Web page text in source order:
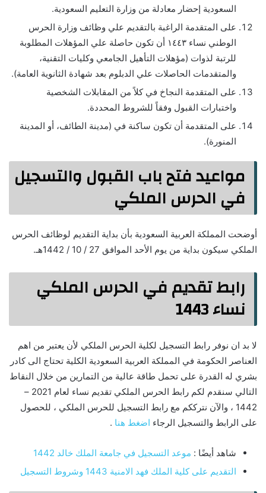
السعودية إحضار معادلة من وزارة التعليم السعودية.
على المتقدمة الراغبة بالتقديم علي وظائف وزارة الحرس
الوطني نساء ١٤٤٣ أن تكون حاصلة علي المؤهلات المطلوبة
للرتبة لذوات (مؤهلات التأهيل الجامعي وكليات التقنية،
والمتقدمات الحاصلات علي الدبلوم بعد شهادة الثانوية العامة).
على المتقدمة النجاخ في كلاً من المقابلات الشخصية
واختبارات القبول وفقاً للشروط المحددة.
على المتقدمة أن تكون ساكنة في (مدينة الطائف، أو المدينة
المنورة).
مواعيد فتح باب القبول والتسجيل
في الحرس الملكي
أوضحت المملكة العربية السعودية بأن بداية التقديم لوظائف الحرس
الملكي سيكون بداية من يوم الأحد الموافق 27 / 10 / 1442هـ.
رابط تقديم في الحرس الملكي
نساء 1443
لا بد ان نوفر رابط التسجيل لكلية الحرس الملكي لأن يعتبر من اهم
العناصر الحكومة في المملكة العربية السعودية الكلية تحتاج الى كادر
بشري له القدرة على تحمل طاقة عالية من التمارين من خلال النقاط
التالي سنقدم لكم رابط الحرس الملكي تقديم نساء لعام 2021 –
1442 ، والآن نترككم مع رابط التسجيل للحرس الملكي ، للحصول
على الرابط والتسجيل الرجاء اضغط هنا .
شاهد أيضًا : موعد التسجيل في جامعة الملك خالد 1442
التقديم على كلية الملك فهد الامنية 1443 وشروط التسجيل